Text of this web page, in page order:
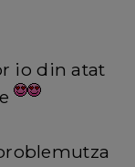
io din atat